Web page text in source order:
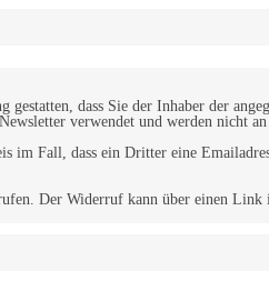
dass Sie der Inhaber der
verwendet und werden nicht
Fall, dass ein Dritter eine
Der Widerruf kann über einen